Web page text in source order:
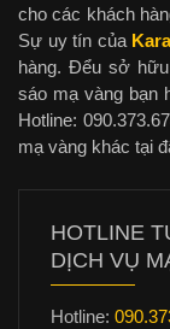
cho các khách
Sự uy tín của
hàng. Đểu sở
sáo mạ vàng bạn
Hotline:
mạ vàng khác tại
HOTLINE
DỊCH VỤ
Hotline: